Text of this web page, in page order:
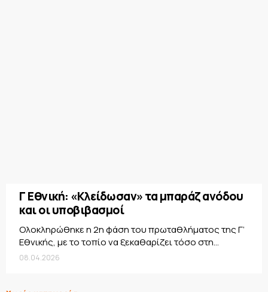
Γ Εθνική: «Κλείδωσαν» τα μπαράζ ανόδου
και οι υποβιβασμοί
Ολοκληρώθηκε η 2η φάση του πρωταθλήματος της Γ’
Εθνικής, με το τοπίο να ξεκαθαρίζει τόσο στη...
08.04.2026